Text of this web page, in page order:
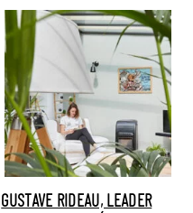
GUSTAVE RIDEAU, LEADER